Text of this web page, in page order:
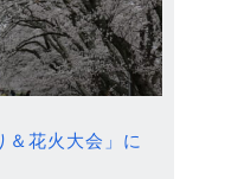
＆花火大会」に